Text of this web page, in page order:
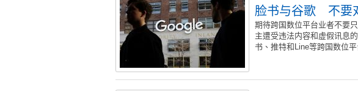
脸书与谷歌 不要
期待跨国数位平台业者不要
主遭受违法内容和虚假讯息
书、推特和Line等跨国数位